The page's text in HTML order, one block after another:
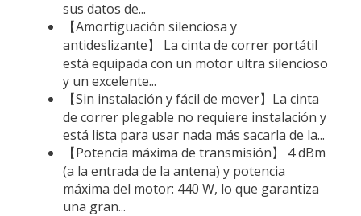
sus datos de...
【Amortiguación silenciosa y
antideslizante】 La cinta de correr portátil
está equipada con un motor ultra silencioso
y un excelente...
【Sin instalación y fácil de mover】La cinta
de correr plegable no requiere instalación y
está lista para usar nada más sacarla de la...
【Potencia máxima de transmisión】 4 dBm
(a la entrada de la antena) y potencia
máxima del motor: 440 W, lo que garantiza
una gran...